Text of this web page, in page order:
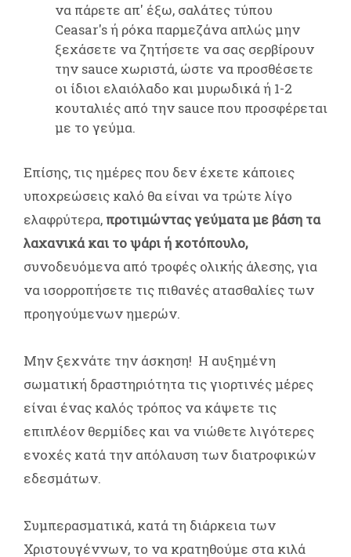
να πάρετε απ' έξω, σαλάτες τύπου
Ceasar's ή ρόκα παρμεζάνα απλώς μην
ξεχάσετε να ζητήσετε να σας σερβίρουν
την sauce χωριστά, ώστε να προσθέσετε
οι ίδιοι ελαιόλαδο και μυρωδικά ή 1-2
κουταλιές από την sauce που προσφέρεται
με το γεύμα.
Επίσης, τις ημέρες που δεν έχετε κάποιες
υποχρεώσεις καλό θα είναι να τρώτε λίγο
ελαφρύτερα, προτιμώντας γεύματα με βάση τα
λαχανικά και το ψάρι ή κοτόπουλο,
συνοδευόμενα από τροφές ολικής άλεσης, για
να ισορροπήσετε τις πιθανές ατασθαλίες των
προηγούμενων ημερών.
Μην ξεχνάτε την άσκηση! Η αυξημένη
σωματική δραστηριότητα τις γιορτινές μέρες
είναι ένας καλός τρόπος να κάψετε τις
επιπλέον θερμίδες και να νιώθετε λιγότερες
ενοχές κατά την απόλαυση των διατροφικών
εδεσμάτων.
Συμπερασματικά, κατά τη διάρκεια των
Χριστουγέννων, το να κρατηθούμε στα κιλά